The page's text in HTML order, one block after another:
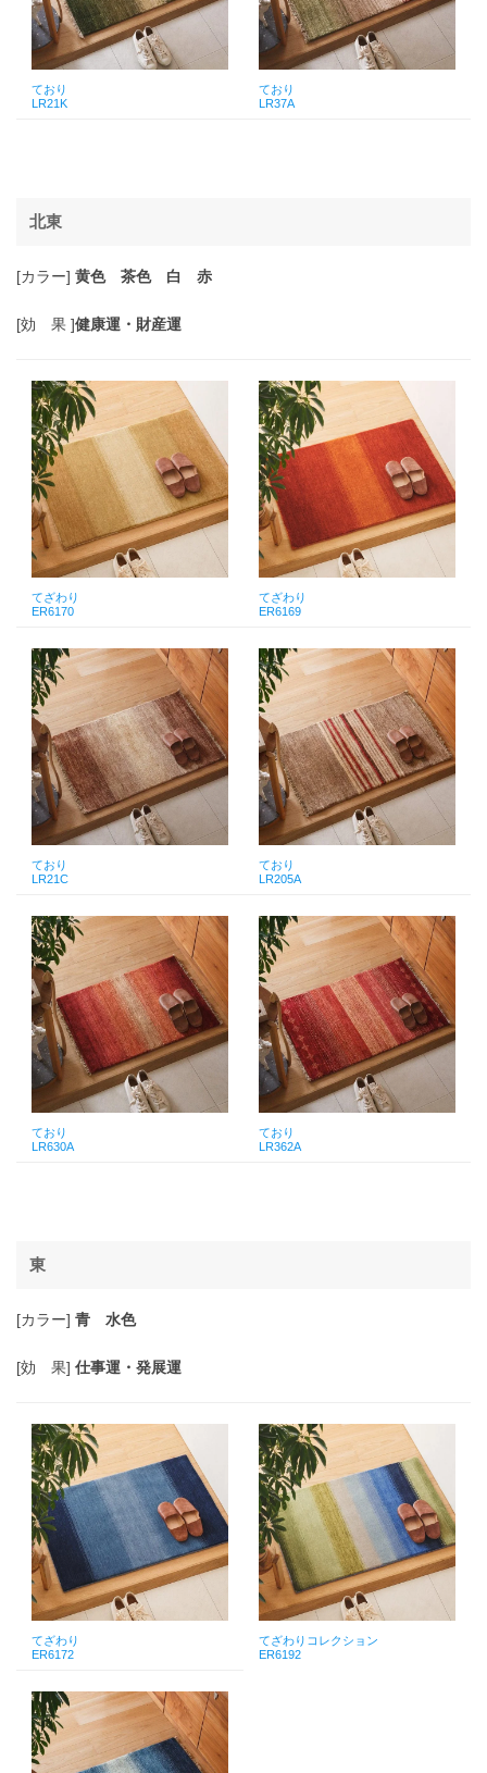
ており
LR21K
ており
LR37A
北東
[カラー] 黄色 茶色 白 赤
[効 果 ]健康運・財産運
てざわり
ER6170
てざわり
ER6169
ており
LR21C
ており
LR205A
ており
LR630A
ており
LR362A
東
[カラー] 青 水色
[効 果] 仕事運・発展運
てざわり
ER6172
てざわりコレクション
ER6192